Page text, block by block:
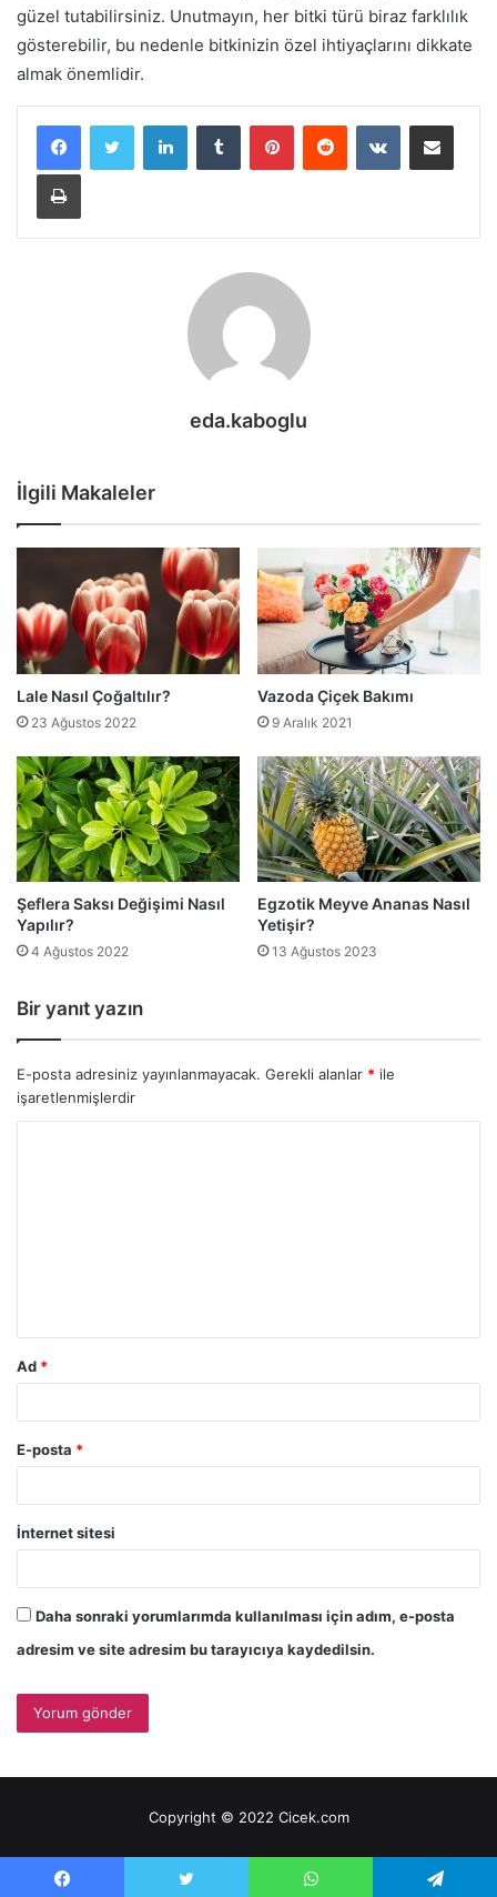
güzel tutabilirsiniz. Unutmayın, her bitki türü biraz farklılık
gösterebilir, bu nedenle bitkinizin özel ihtiyaçlarını dikkate
almak önemlidir.
LinkedInTumblr PinterestReddit VKontakteE-Posta ile paylaş
Yazdır
eda.kaboglu
İlgili Makaleler
Lale Nasıl Çoğaltılır?
23 Ağustos 2022
Vazoda Çiçek Bakımı
9 Aralık 2021
Şeflera Saksı Değişimi Nasıl
Yapılır?
4 Ağustos 2022
Egzotik Meyve Ananas Nasıl
Yetişir?
13 Ağustos 2023
Bir yanıt yazın
E-posta adresiniz yayınlanmayacak. Gerekli alanlar * ile
işaretlenmişlerdir
Ad *
E-posta *
İnternet sitesi
Daha sonraki yorumlarımda kullanılması için adım, e-posta
adresim ve site adresim bu tarayıcıya kaydedilsin.
Copyright © 2022 Cicek.com